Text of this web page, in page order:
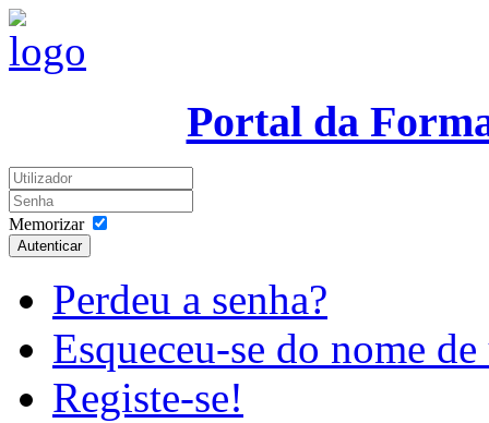
Portal da
Memorizar
Autenticar
Perdeu a senha?
Esqueceu-se do nome
Registe-se!